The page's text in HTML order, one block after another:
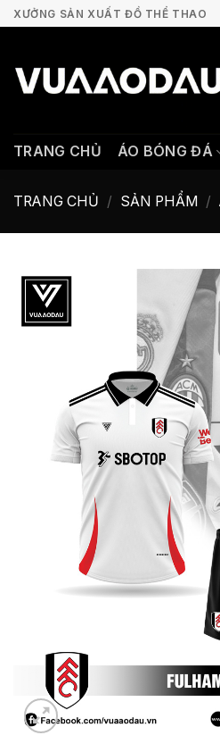
Bỏ
qua
dung
XƯỞNG SẢN XUẤT ĐỒ THỂ THAO
TRANG CHỦ ÁO BÓNG ĐÁ
TRANG CHỦ / SẢN PHẨM /